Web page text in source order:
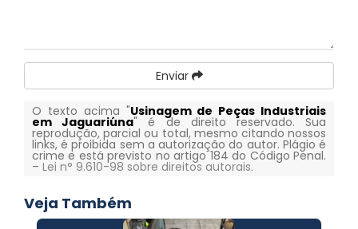
Enviar
O texto acima "Usinagem de Peças Industriais
em Jaguariúna" é de direito reservado. Sua
reprodução, parcial ou total, mesmo citando nossos
links, é proibida sem a autorização do autor. Plágio é
crime e está previsto no artigo 184 do Código Penal.
– Lei n° 9.610-98 sobre direitos autorais.
Veja Também